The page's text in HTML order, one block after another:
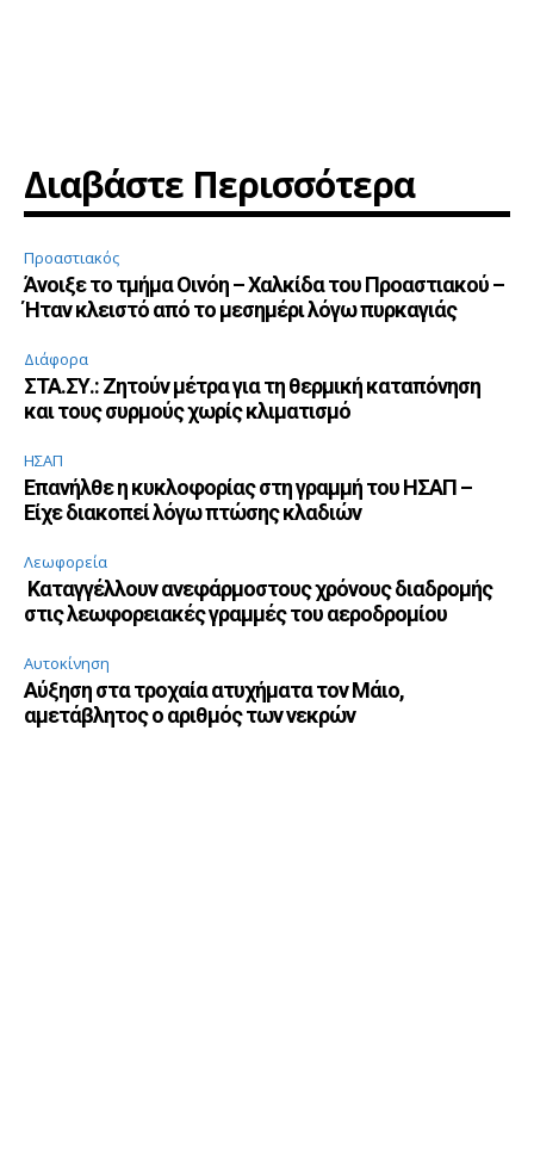
Διαβάστε Περισσότερα
Προαστιακός
Άνοιξε το τμήμα Οινόη – Χαλκίδα του Προαστιακού –
Ήταν κλειστό από το μεσημέρι λόγω πυρκαγιάς
Διάφορα
ΣΤΑ.ΣΥ.: Ζητούν μέτρα για τη θερμική καταπόνηση
και τους συρμούς χωρίς κλιματισμό
ΗΣΑΠ
Επανήλθε η κυκλοφορίας στη γραμμή του ΗΣΑΠ –
Είχε διακοπεί λόγω πτώσης κλαδιών
Λεωφορεία
Καταγγέλλουν ανεφάρμοστους χρόνους διαδρομής
στις λεωφορειακές γραμμές του αεροδρομίου
Αυτοκίνηση
Αύξηση στα τροχαία ατυχήματα τον Μάιο,
αμετάβλητος ο αριθμός των νεκρών